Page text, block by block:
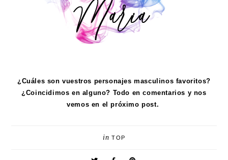
¿Cuáles son vuestros personajes masculinos favoritos?
¿Coincidimos en alguno? Todo en comentarios y nos
vemos en el próximo post.
in TOP